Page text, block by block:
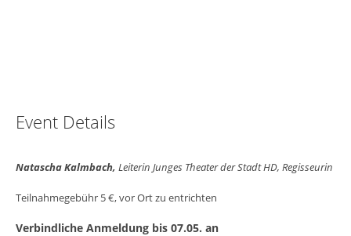
Event Details
Natascha Kalmbach, Leiterin Junges Theater der Stadt HD, Regisseurin
Teilnahmegebühr 5 €, vor Ort zu entrichten
Verbindliche Anmeldung bis 07.05. an